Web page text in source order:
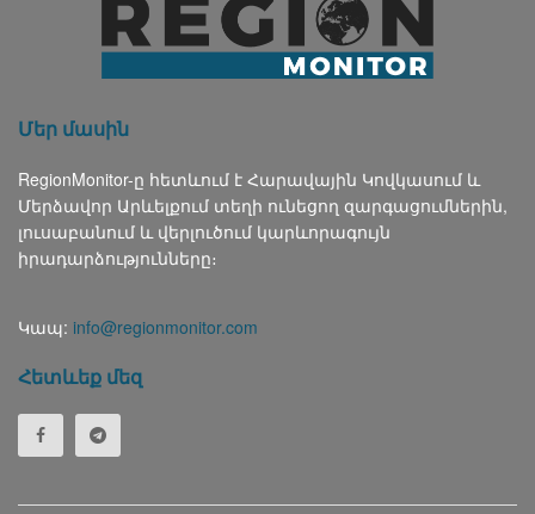
Մեր մասին
RegionMonitor-ը հետևում է Հարավային Կովկասում և
Մերձավոր Արևելքում տեղի ունեցող զարգացումներին,
լուսաբանում և վերլուծում կարևորագույն
իրադարձությունները։
Կապ: info@regionmonitor.com
Հետևեք մեզ